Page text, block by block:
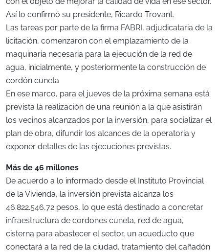
Así lo confirmó su presidente, Ricardo Trovant.
Las tareas por parte de la firma FABRI, adjudicataria de la
licitación, comenzaron con el emplazamiento de la
maquinaria necesaria para la ejecución de la red de
agua, inicialmente, y posteriormente la construcción de
cordón cuneta
En ese marco, para el jueves de la próxima semana está
prevista la realización de una reunión a la que asistirán
los vecinos alcanzados por la inversión, para socializar el
plan de obra, difundir los alcances de la operatoria y
exponer detalles de las ejecuciones previstas.
Más de 46 millones
De acuerdo a lo informado desde el Instituto Provincial
de la Vivienda, la inversión prevista alcanza los
46.822.546,72 pesos, lo que está destinado a concretar
infraestructura de cordones cuneta, red de agua,
cisterna para abastecer el sector, un acueducto que
conectará a la red de la ciudad, tratamiento del cañadón